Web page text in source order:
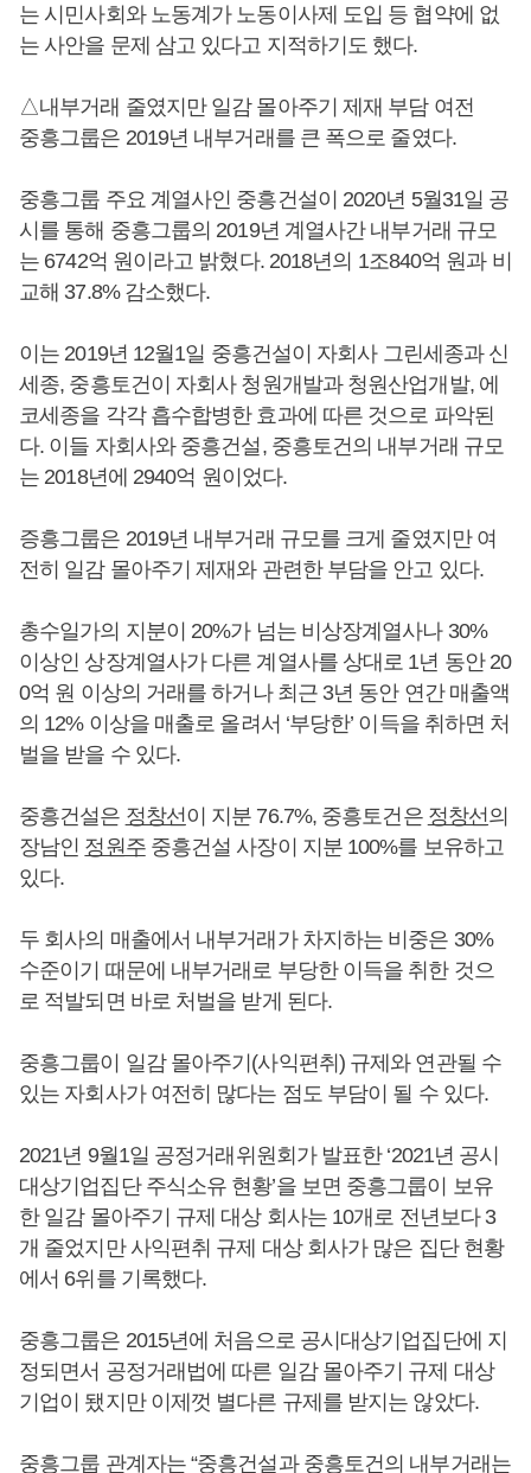
는 시민사회와 노동계가 노동이사제 도입 등 협약에 없
는 사안을 문제 삼고 있다고 지적하기도 했다.
△내부거래 줄였지만 일감 몰아주기 제재 부담 여전
중흥그룹은 2019년 내부거래를 큰 폭으로 줄였다.
중흥그룹 주요 계열사인 중흥건설이 2020년 5월31일 공
시를 통해 중흥그룹의 2019년 계열사간 내부거래 규모
는 6742억 원이라고 밝혔다. 2018년의 1조840억 원과 비
교해 37.8% 감소했다.
이는 2019년 12월1일 중흥건설이 자회사 그린세종과 신
세종, 중흥토건이 자회사 청원개발과 청원산업개발, 에
코세종을 각각 흡수합병한 효과에 따른 것으로 파악된
다. 이들 자회사와 중흥건설, 중흥토건의 내부거래 규모
는 2018년에 2940억 원이었다.
증흥그룹은 2019년 내부거래 규모를 크게 줄였지만 여
전히 일감 몰아주기 제재와 관련한 부담을 안고 있다.
총수일가의 지분이 20%가 넘는 비상장계열사나 30%
이상인 상장계열사가 다른 계열사를 상대로 1년 동안 20
0억 원 이상의 거래를 하거나 최근 3년 동안 연간 매출액
의 12% 이상을 매출로 올려서 ‘부당한’ 이득을 취하면 처
벌을 받을 수 있다.
중흥건설은 정창선이 지분 76.7%, 중흥토건은 정창선의
장남인 정원주중흥건설 사장이 지분 100%를 보유하고
있다.
두 회사의 매출에서 내부거래가 차지하는 비중은 30%
수준이기 때문에 내부거래로 부당한 이득을 취한 것으
로 적발되면 바로 처벌을 받게 된다.
중흥그룹이 일감 몰아주기(사익편취) 규제와 연관될 수
있는 자회사가 여전히 많다는 점도 부담이 될 수 있다.
2021년 9월1일 공정거래위원회가 발표한 ‘2021년 공시
대상기업집단 주식소유 현황’을 보면 중흥그룹이 보유
한 일감 몰아주기 규제 대상 회사는 10개로 전년보다 3
개 줄었지만 사익편취 규제 대상 회사가 많은 집단 현황
에서 6위를 기록했다.
중흥그룹은 2015년에 처음으로 공시대상기업집단에 지
정되면서 공정거래법에 따른 일감 몰아주기 규제 대상
기업이 됐지만 이제껏 별다른 규제를 받지는 않았다.
중흥그룹 관계자는 “중흥건설과 중흥토건의 내부거래는